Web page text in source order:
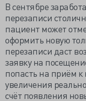
В сентябре
перезаписи
пациент может
оформить новую
перезаписи даст
заявку на
попасть на приём к
увеличения
счёт появления